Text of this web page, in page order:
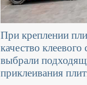
При креплении
качество
выбрали
приклеивания